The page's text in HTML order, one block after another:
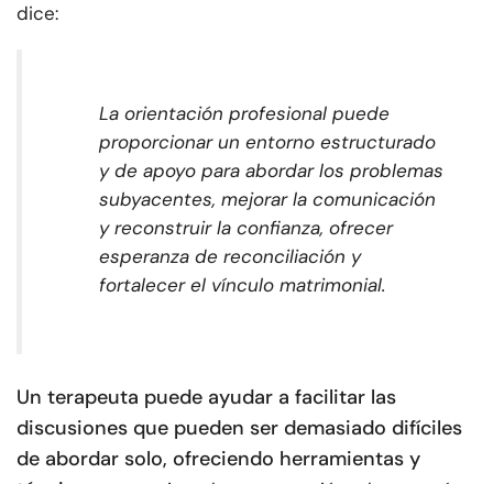
dice:
La orientación profesional puede
proporcionar un entorno estructurado
y de apoyo para abordar los problemas
subyacentes, mejorar la comunicación
y reconstruir la confianza, ofrecer
esperanza de reconciliación y
fortalecer el vínculo matrimonial.
Un terapeuta puede ayudar a facilitar las
discusiones que pueden ser demasiado difíciles
de abordar solo, ofreciendo herramientas y